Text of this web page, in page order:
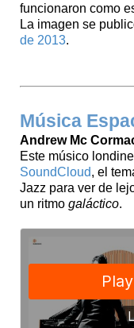
funcionaron como
La imagen se
de 2013.
Música
Andrew Mc
Este músico
SoundCloud, el
Jazz para ver de
un ritmo galáctico.